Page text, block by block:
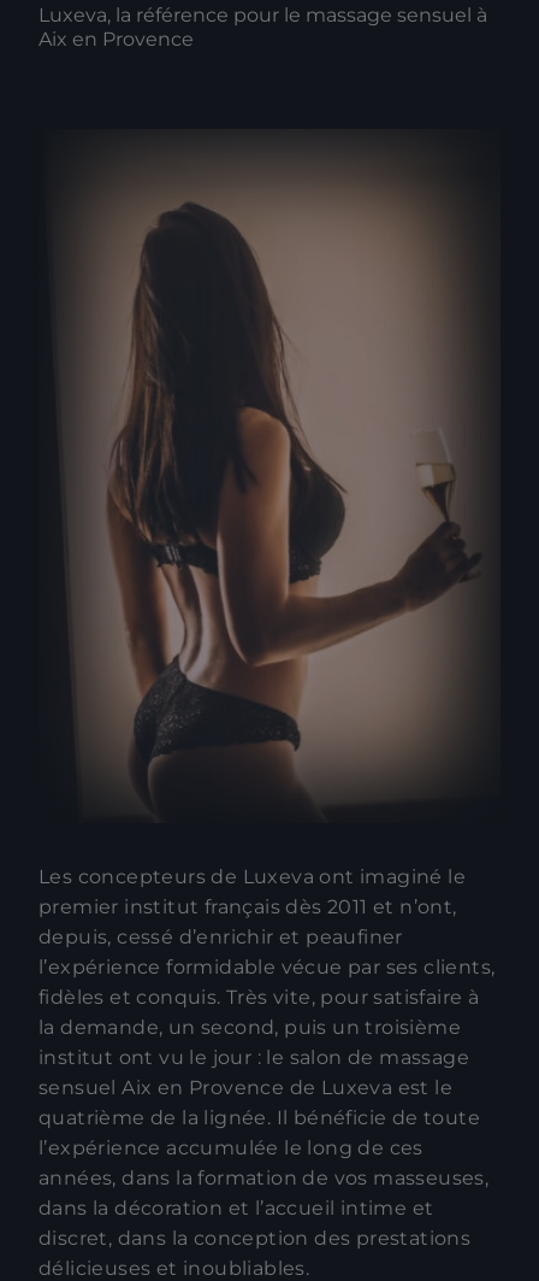
Luxeva, la référence pour le massage sensuel à
Aix en Provence
Les concepteurs de Luxeva ont imaginé le
premier institut français dès 2011 et n’ont,
depuis, cessé d’enrichir et peaufiner
l’expérience formidable vécue par ses clients,
fidèles et conquis. Très vite, pour satisfaire à
la demande, un second, puis un troisième
institut ont vu le jour : le salon de massage
sensuel Aix en Provence de Luxeva est le
quatrième de la lignée. Il bénéficie de toute
l’expérience accumulée le long de ces
années, dans la formation de vos masseuses,
dans la décoration et l’accueil intime et
discret, dans la conception des prestations
délicieuses et inoubliables.